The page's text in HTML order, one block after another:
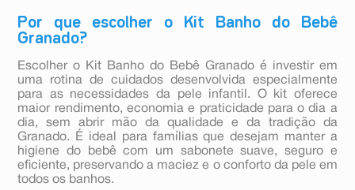
Por que escolher o Kit Banho do Bebê
Granado?
Escolher o Kit Banho do Bebê Granado é investir em
uma rotina de cuidados desenvolvida especialmente
para as necessidades da pele infantil. O kit oferece
maior rendimento, economia e praticidade para o dia a
dia, sem abrir mão da qualidade e da tradição da
Granado. É ideal para famílias que desejam manter a
higiene do bebê com um sabonete suave, seguro e
eficiente, preservando a maciez e o conforto da pele em
todos os banhos.